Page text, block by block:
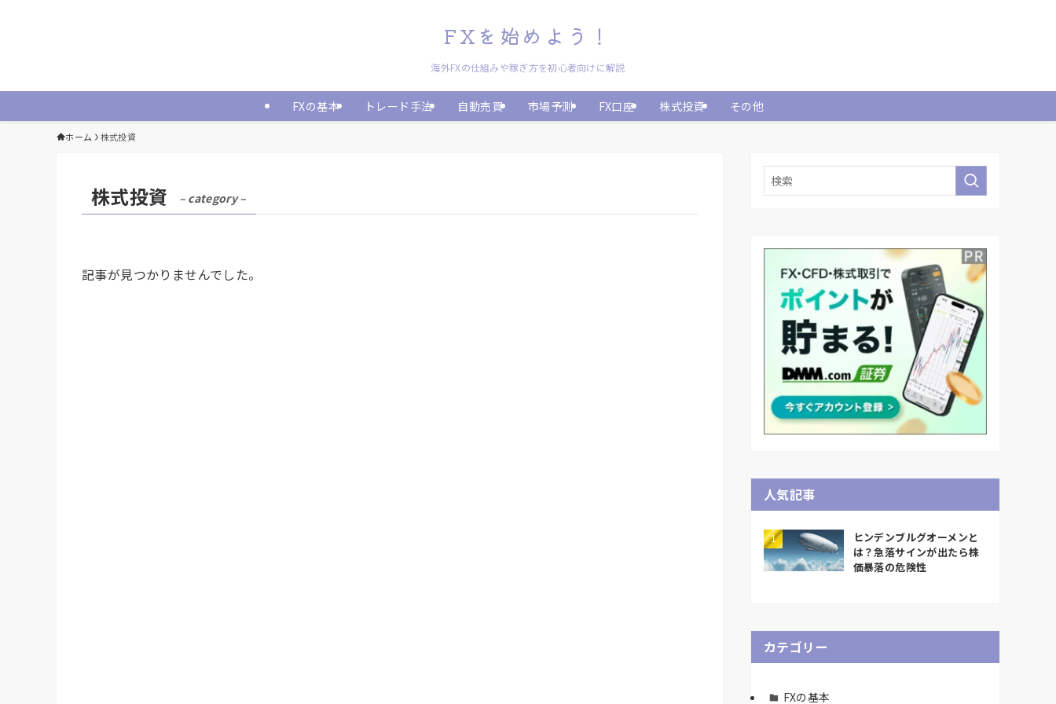
FXを始めよう！
海外FXの仕組みや稼ぎ方を初心者向けに解説
FXの基本 トレード手法 自動売買 市場予測 FX口座 株式投資 その他
ホーム 株式投資
株式投資 – category –
記事が見つかりませんでした。
人気記事
ヒンデンブルグオーメンと
は？急落サインが出たら株
価暴落の危険性
カテゴリー
FXの基本